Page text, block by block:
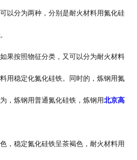
分为两种，分别是耐火材料用氮化硅
。
按照物征分类，又可以分为耐火材料
用稳定化氮化硅铁。同时的，炼钢用氮
，炼钢用普通氮化硅铁，炼钢用北京高
稳定氮化硅铁呈茶褐色，耐火材料用